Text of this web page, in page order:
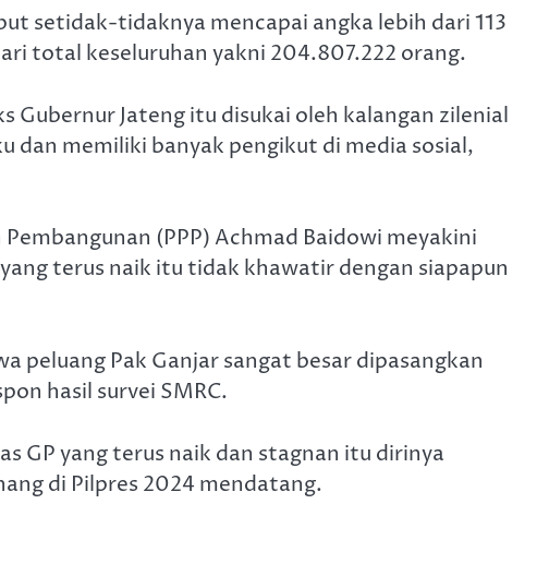
setidak-tidaknya mencapai angka lebih dari 113
total keseluruhan yakni 204.807.222 orang.
Gubernur Jateng itu disukai oleh kalangan zilenial
dan memiliki banyak pengikut di media sosial,
(PPP) Achmad Baidowi meyakini
terus naik itu tidak khawatir dengan siapapun
peluang Pak Ganjar sangat besar dipasangkan
hasil survei SMRC.
GP yang terus naik dan stagnan itu dirinya
di Pilpres 2024 mendatang.